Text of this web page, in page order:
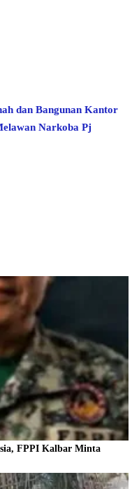
dan Bangunan Kantor
Narkoba Pj
FPPI Kalbar Minta